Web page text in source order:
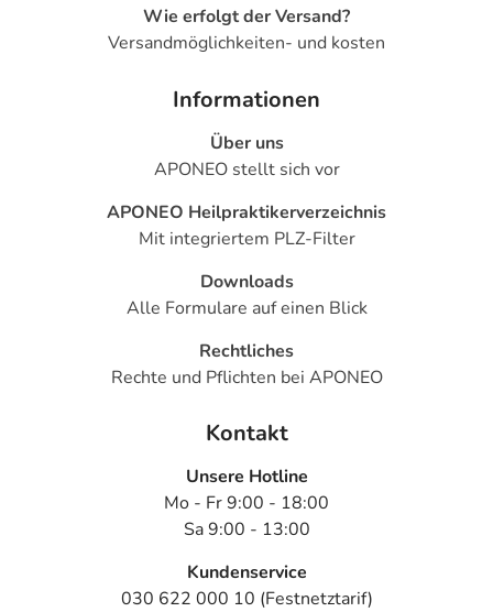
Wie erfolgt der Versand?
Versandmöglichkeiten- und kosten
Informationen
Über uns
APONEO stellt sich vor
APONEO Heilpraktikerverzeichnis
Mit integriertem PLZ-Filter
Downloads
Alle Formulare auf einen Blick
Rechtliches
Rechte und Pflichten bei APONEO
Kontakt
Unsere Hotline
Mo - Fr 9:00 - 18:00
Sa 9:00 - 13:00
Kundenservice
030 622 000 10 (Festnetztarif)